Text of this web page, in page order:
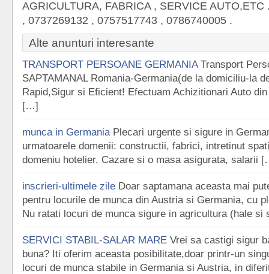
AGRICULTURA, FABRICA , SERVICE AUTO,ETC
, 0737269132 , 0757517743 , 0786740005 .
Alte anunturi interesante
TRANSPORT PERSOANE GERMANIA Transport
SAPTAMANAL Romania-Germania(de la domiciliu-la
Rapid,Sigur si Eficient! Efectuam Achizitionari Auto
[…]
munca in Germania Plecari urgente si sigure in
urmatoarele domenii: constructii, fabrici, intretinut
domeniu hotelier. Cazare si o masa asigurata, salarii
inscrieri-ultimele zile Doar saptamana aceasta mai
pentru locurile de munca din Austria si Germania, cu
Nu ratati locuri de munca sigure in agricultura (hale
SERVICI STABIL-SALAR MARE Vrei sa castigi sigur
buna? Iti oferim aceasta posibilitate,doar printr-un
locuri de munca stabile in Germania si Austria, in